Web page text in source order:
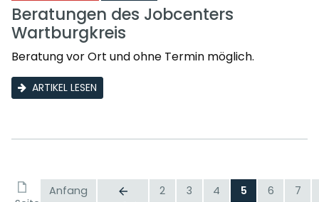
Beratungen des Jobcenters
Wartburgkreis
Beratung vor Ort und ohne Termin möglich.
ARTIKEL LESEN
Anfang
2 3 4 5 6 7